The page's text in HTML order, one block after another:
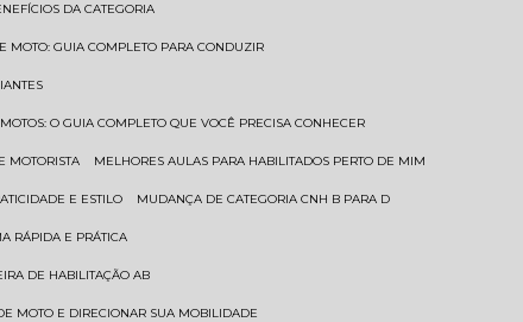
DA CATEGORIA
MOTO: GUIA COMPLETO PARA CONDUZIR
MOTOS: O GUIA COMPLETO QUE VOCÊ PRECISA CONHECER
MOTORISTA MELHORES AULAS PARA HABILITADOS PERTO DE MIM
E ESTILO MUDANÇA DE CATEGORIA CNH B PARA D
RÁPIDA E PRÁTICA
DE HABILITAÇÃO AB
MOTO E DIRECIONAR SUA MOBILIDADE